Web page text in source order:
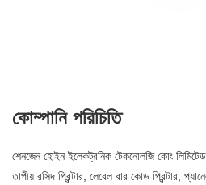
কোম্পানি পরিচিতি
শেনজেন হোইন ইলেকট্রনিক টেকনোলজি কোং
তাপীয় রসিদ প্রিন্টার, লেবেল বার কোড প্রিন্টার,